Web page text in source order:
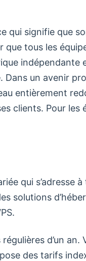
qui signifie que
que tous les
indépendante
un avenir
entièrement
clients. Pour les
qui s’adresse à
solutions
d’un an.
des tarifs